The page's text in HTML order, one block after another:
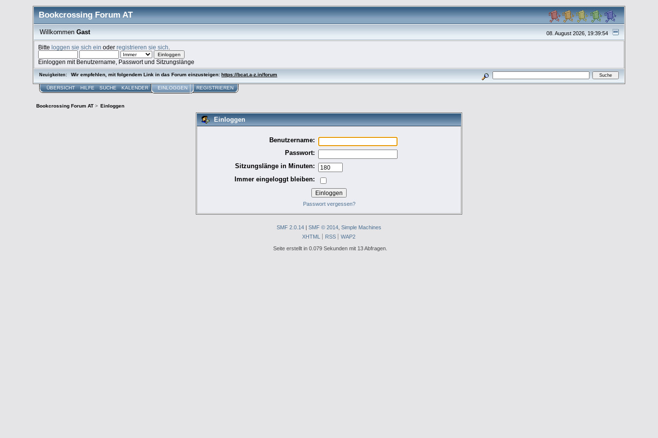
Bookcrossing Forum AT
08. August 2026, 19:39:54
Willkommen Gast
Bitteloggen sie sich ein oderregistrieren sie sich
Einloggen mit Benutzername, Passwort und Sitzungslänge
Neuigkeiten: Wir empfehlen, mit folgendem Link in das Forum einzusteigen:https://bcat.a-z.in/forum
ÜBERSICHT HILFE SUCHE KALENDER EINLOGGEN REGISTRIEREN
Bookcrossing Forum AT> Einloggen
Einloggen
Benutzername:
Passwort:
Sitzungslänge in Minuten:
Immer eingeloggt bleiben:
Passwort vergessen?
SMF 2.0.14 | SMF © 2014 Simple Machines
XHTML
RSS
WAP2
Seite erstellt in 0.079 Sekunden mit 13 Abfragen.